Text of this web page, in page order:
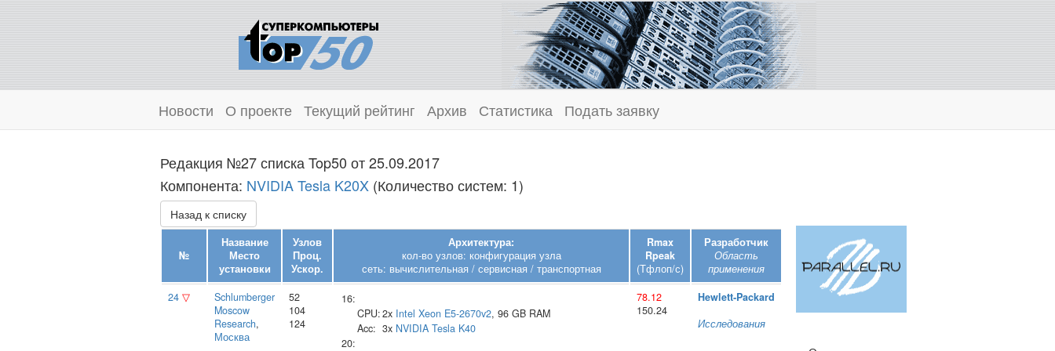
Новости О проекте Текущий рейтинг Архив Статистика Подать заявку
Редакция №27 списка Top50 от 25.09.2017
Компонента: NVIDIA Tesla K20X (Количество систем: 1)
Назад к списку
№
Название
Место
установки
Узлов
Проц.
Ускор.
Архитектура:
кол-во узлов: конфигурация узла
сеть: вычислительная / сервисная / транспортная
Rmax
Rpeak
(Тфлоп/с)
Разработчик
Область
применения
24 ▽
Schlumberger
Moscow
Research,
Москва
52
104
124
16:
CPU:2x Intel Xeon E5-2670v2, 96 GB RAM
Acc: 3x NVIDIA Tesla K40
20:
78.12
150.24
Hewlett‑Packard
Исследования